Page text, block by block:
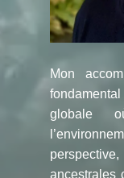
Mon
globale
ancestrales